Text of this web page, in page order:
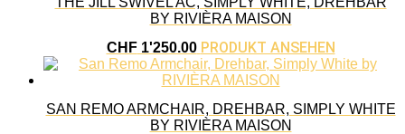
BY RIVIÈRA MAISON
CHF1'250.00 PRODUKT ANSEHEN
SAN REMO ARMCHAIR, DREHBAR, SIMPLY WHITE
BY RIVIÈRA MAISON